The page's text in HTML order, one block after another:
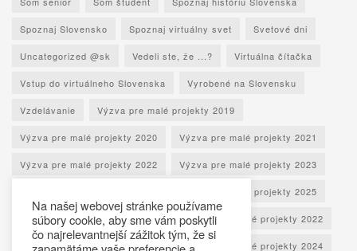
Spoznaj Slovensko Spoznaj virtuálny svet Svetové dni
Uncategorized @sk Vedeli ste, že ...? Virtuálna čítačka
Vstup do virtuálneho Slovenska Vyrobené na Slovensku
Vzdelávanie Výzva pre malé projekty 2019
Výzva pre malé projekty 2020 Výzva pre malé projekty 2021
Výzva pre malé projekty 2022 Výzva pre malé projekty 2023
Výzva pre malé projekty 2025
Výzva pre veľké projekty 2020 Výzva pre veľké projekty 2022
Výzva pre veľké projekty 2024 Výzva pre veľké projekty 2024
Na našej webovej stránke používame
súbory cookie, aby sme vám poskytli
čo najrelevantnejší zážitok tým, že si